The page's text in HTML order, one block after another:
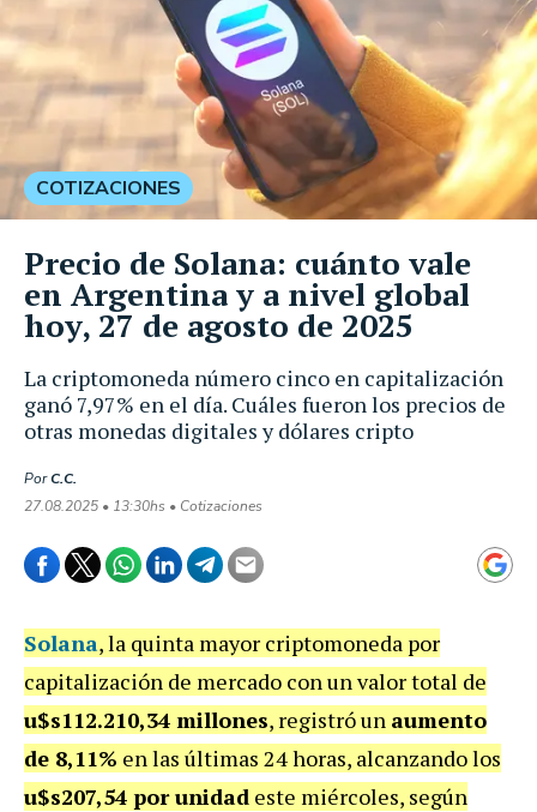
La criptomoneda número cinco en capitalización
ganó 7,97% en el día. Cuáles fueron los precios de
otras monedas digitales y dólares cripto
PorC.C.
27.08.2025 • 13:30hs • Cotizaciones
COTIZACIONES
Precio de Solana: cuánto vale
en Argentina y a nivel global
hoy, 27 de agosto de 2025
Solana, la quinta mayor criptomoneda por
capitalización de mercado con un valor total de
u$s112.210,34 millones, registró un aumento
de 8,11% en las últimas 24 horas, alcanzando los
u$s207,54 por unidad este miércoles, según